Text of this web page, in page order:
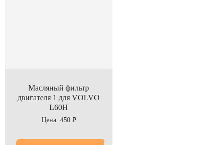
Масляный фильтр
двигателя 1 для VOLVO
L60H
Цена: 450 ₽